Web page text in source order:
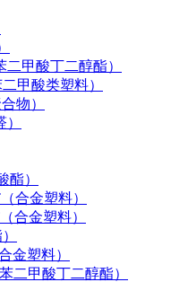
甲酸丁二醇酯）
甲酸类塑料）
物）
酯）
合金塑料）
合金塑料）
金塑料）
二甲酸丁二醇酯）